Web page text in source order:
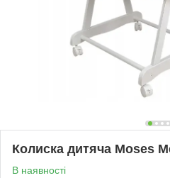
Колиска дитяча Moses
В наявності